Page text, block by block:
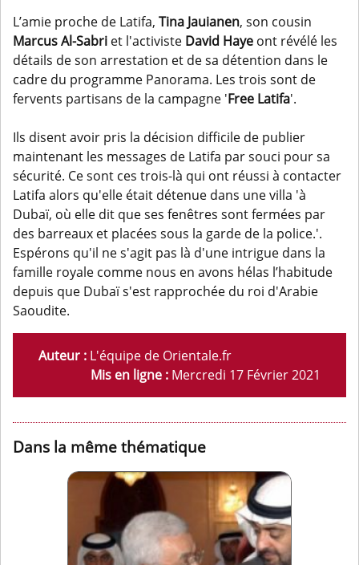
L’amie proche de Latifa, Tina Jauianen, son cousin
Marcus Al-Sabri et l'activiste David Haye ont révélé les
détails de son arrestation et de sa détention dans le
cadre du programme Panorama. Les trois sont de
fervents partisans de la campagne 'Free Latifa'.
Ils disent avoir pris la décision difficile de publier
maintenant les messages de Latifa par souci pour sa
sécurité. Ce sont ces trois-là qui ont réussi à contacter
Latifa alors qu'elle était détenue dans une villa 'à
Dubaï, où elle dit que ses fenêtres sont fermées par
des barreaux et placées sous la garde de la police.'.
Espérons qu'il ne s'agit pas là d'une intrigue dans la
famille royale comme nous en avons hélas l’habitude
depuis que Dubaï s'est rapprochée du roi d'Arabie
Saoudite.
Auteur : L'équipe de Orientale.fr
Mis en ligne : Mercredi 17 Février 2021
Dans la même thématique